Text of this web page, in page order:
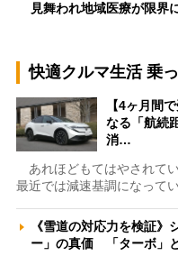
見舞われ地域医療が限
快適クルマ生活 乗
【4ヶ月間
なる「航続
消…
あれほどもてはやされて
最近では減速基調になって
《雪道の対応力を検証》
ー」の真価 「ターボ」